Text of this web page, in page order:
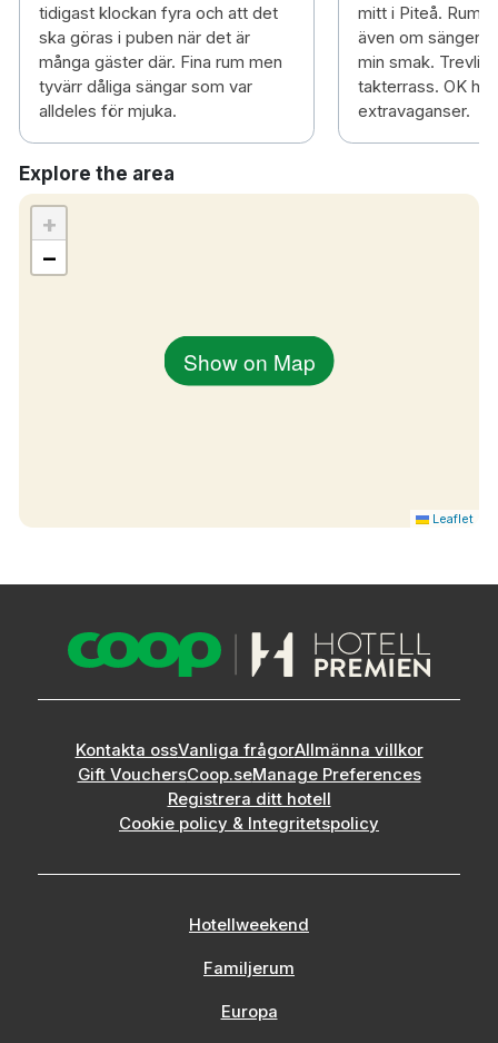
tidigast klockan fyra och att det
ska göras i puben när det är
många gäster där. Fina rum men
tyvärr dåliga sängar som var
alldeles för mjuka.
mitt i Piteå.
även om sängen
min smak.
takterrass. OK
extravaganser.
Explore the area
Show on Map
+
−
Leaflet
Kontakta ossVanliga frågorAllmänna villkor
Gift VouchersCoop.seManage Preferences
Registrera ditt hotell
Cookie policy & Integritetspolicy
Hotellweekend
Familjerum
Europa